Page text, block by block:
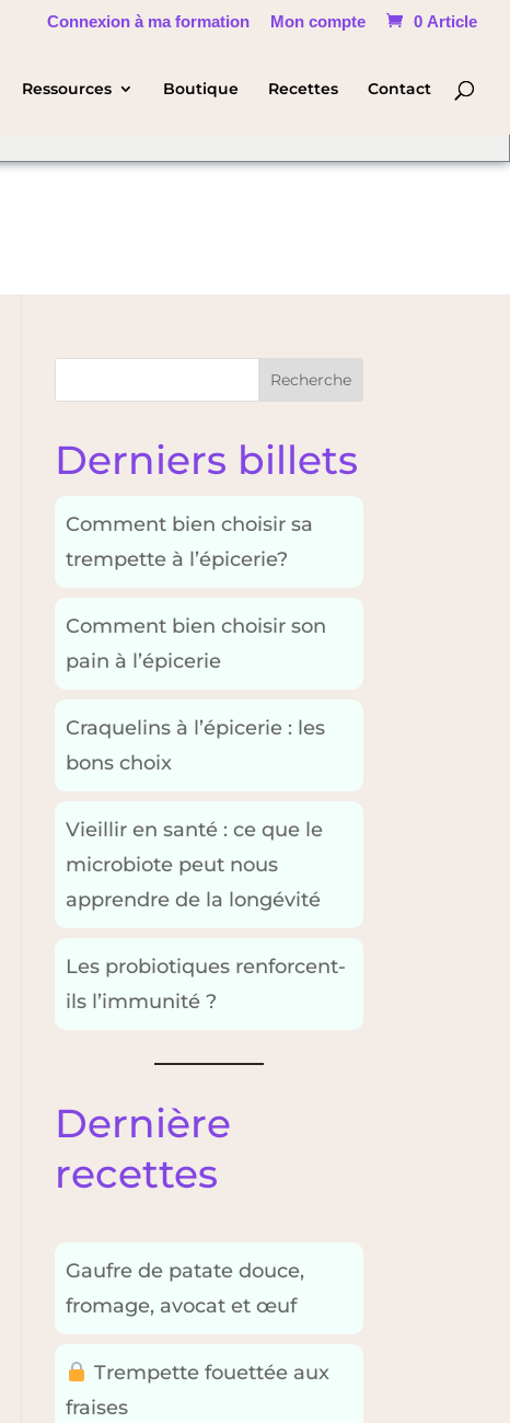
Change Language
Connexion à ma formation Mon compte 0 Article
Ressources Boutique Recettes Contact
Recherche
Derniers billets
Comment bien choisir sa
trempette à l’épicerie?
Comment bien choisir son
pain à l’épicerie
Craquelins à l’épicerie : les
bons choix
Vieillir en santé : ce que le
microbiote peut nous
apprendre de la longévité
Les probiotiques renforcent-
ils l’immunité ?
Dernière
recettes
Gaufre de patate douce,
fromage, avocat et œuf
Trempette fouettée aux
fraises